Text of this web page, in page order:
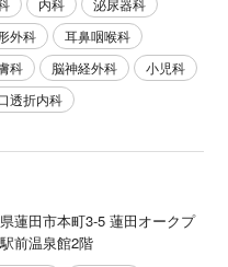
内科
泌尿器科
外科
耳鼻咽喉科
科
脳神経外科
小児科
透折内科
蓮田市本町3-5 蓮田オークプ
前温泉館2階